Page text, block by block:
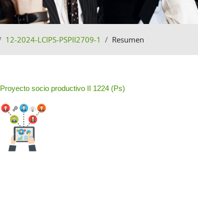
12-2024-LCIPS-PSPII2709-1 Resumen
Proyecto socio productivo II 1224 (Ps)